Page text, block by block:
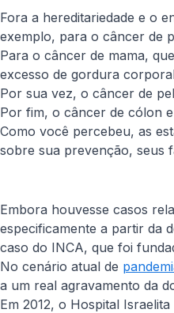
Fora a hereditariedade e o
exemplo, para o câncer de
Para o câncer de mama,
excesso de gordura
Por sua vez, o câncer de
Por fim, o câncer de cólon
Como você percebeu, as
sobre sua prevenção, seus
Embora houvesse casos
especificamente a partir da
caso do INCA, que foi
No cenário atual de
a um real agravamento da
Em 2012, o Hospital